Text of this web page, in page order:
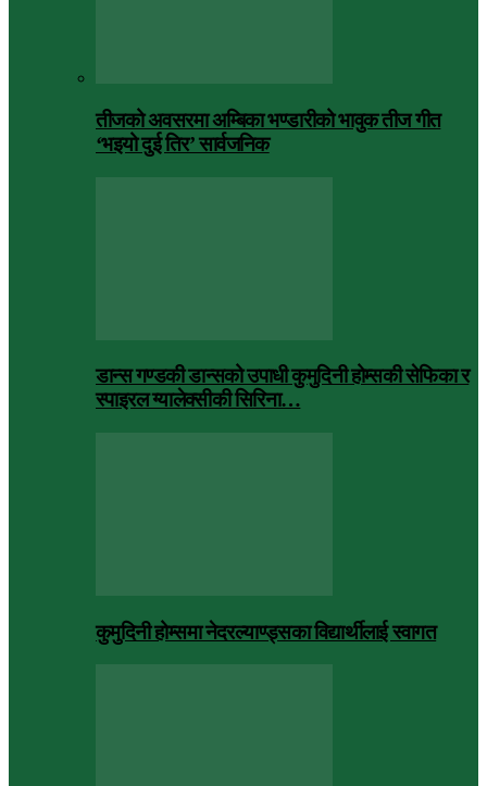
तीजको अवसरमा अम्बिका भण्डारीको भावुक तीज गीत
‘भइयो दुई तिर’ सार्वजनिक
डान्स गण्डकी डान्सको उपाधी कुमुदिनी होम्सकी सेफिका र
स्पाइरल ग्यालेक्सीकी सिरिना…
कुमुदिनी होम्समा नेदरल्याण्ड्सका विद्यार्थीलाई स्वागत